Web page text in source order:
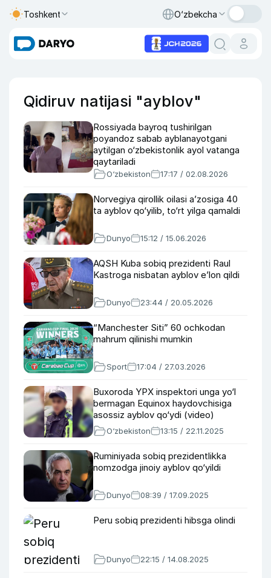
Toshkent O‘zbekcha
Qidiruv natijasi "ayblov"
Rossiyada bayroq tushirilgan
poyandoz sabab ayblanayotgani
aytilgan o‘zbekistonlik ayol vatanga
qaytariladi
O‘zbekiston 17:17 / 02.08.2026
Norvegiya qirollik oilasi a’zosiga 40
ta ayblov qo‘yilib, to‘rt yilga qamaldi
Dunyo 15:12 / 15.06.2026
AQSH Kuba sobiq prezidenti Raul
Kastroga nisbatan ayblov e’lon qildi
Dunyo 23:44 / 20.05.2026
“Manchester Siti” 60 ochkodan
mahrum qilinishi mumkin
Sport 17:04 / 27.03.2026
Buxoroda YPX inspektori unga yo‘l
bermagan Equinox haydovchisiga
asossiz ayblov qo‘ydi (video)
O‘zbekiston 13:15 / 22.11.2025
Ruminiyada sobiq prezidentlikka
nomzodga jinoiy ayblov qo‘yildi
Dunyo 08:39 / 17.09.2025
Peru sobiq prezidenti hibsga olindi
Dunyo 22:15 / 14.08.2025